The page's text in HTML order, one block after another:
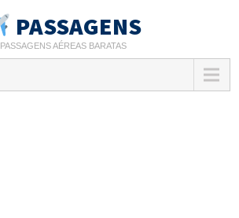
PASSAGENS
PASSAGENS AÉREAS BARATAS